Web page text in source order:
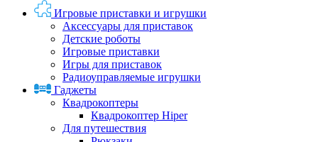
Игровые приставки и игрушки
Аксессуары для приставок
Детские роботы
Игровые приставки
Игры для приставок
Радиоуправляемые игрушки
Гаджеты
Квадрокоптеры
Квадрокоптер Hiper
Для путешествия